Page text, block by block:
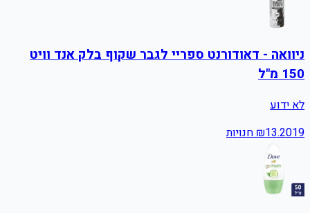
ניוואה - דאודורנט ספריי לגבר שקוף בלק אנד וויט
150 מ"ל
לא ידוע
₪13.2019 חנויות